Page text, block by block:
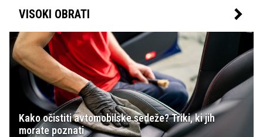
VISOKI OBRATI
Kako očistiti avtomobilske sedeže? Triki, ki jih
morate poznati